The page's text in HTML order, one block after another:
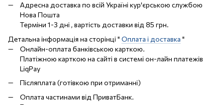
Адресна доставка по всій Україні кур'єрською службою
Нова Пошта
Терміни 1-3 дні , вартість доставки від 85 грн.
Детальна інформація на сторінці " Оплата і доставка "
Онлайн-оплата банківською карткою.
Платіжною карткою на сайті в системі он-лайн платежів
LiqPay
Післяплата (готівкою при отриманні)
Оплата частинами від ПриватБанк.